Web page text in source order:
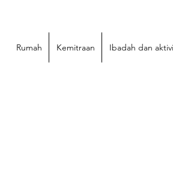
Rumah Kemitraan Ibadah dan